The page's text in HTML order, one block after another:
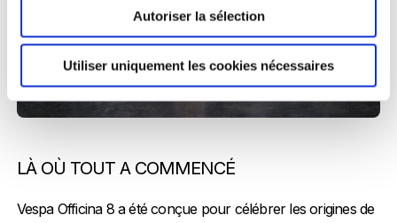
Autoriser la sélection
Utiliser uniquement les cookies nécessaires
LÀ OÙ TOUT A COMMENCÉ
Vespa Officina 8 a été conçue pour célébrer les origines de